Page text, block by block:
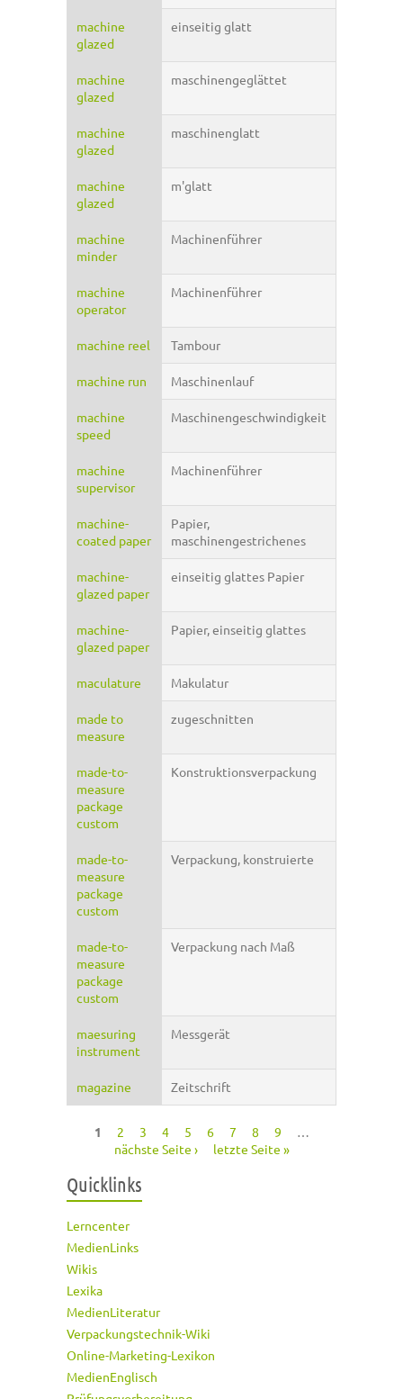
machine
glazed
einseitig glatt
machine
glazed
maschinengeglättet
machine
glazed
maschinenglatt
machine
glazed
m'glatt
machine
minder
Machinenführer
machine
operator
Machinenführer
machine reel Tambour
machine run Maschinenlauf
machine
speed
Maschinengeschwindigkeit
machine
supervisor
Machinenführer
machine-
coated paper
Papier,
maschinengestrichenes
machine-
glazed paper
einseitig glattes Papier
machine-
glazed paper
Papier, einseitig glattes
maculature Makulatur
made to
measure
zugeschnitten
made-to-
measure
package
custom
Konstruktionsverpackung
made-to-
measure
package
custom
Verpackung, konstruierte
made-to-
measure
package
custom
Verpackung nach Maß
maesuring
instrument
Messgerät
magazine Zeitschrift
1 2 3 4 5 6 7 8 9
…
nächste Seite ›
letzte Seite »
Quicklinks
Lerncenter
MedienLinks
Wikis
Lexika
MedienLiteratur
Verpackungstechnik-Wiki
Online-Marketing-Lexikon
MedienEnglisch